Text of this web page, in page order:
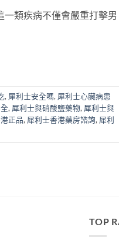
類疾病不僅會嚴重打擊男
, 犀利士安全嗎, 犀利士心臟病患
, 犀利士與硝酸鹽藥物, 犀利士與
正品, 犀利士香港藥房諮詢, 犀利
TOP